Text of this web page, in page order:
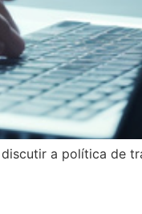
a política de